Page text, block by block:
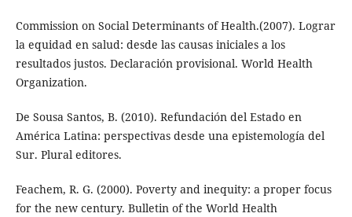
Commission on Social Determinants of Health.(2007). Lograr
la equidad en salud: desde las causas iniciales a los
resultados justos. Declaración provisional. World Health
Organization.
De Sousa Santos, B. (2010). Refundación del Estado en
América Latina: perspectivas desde una epistemología del
Sur. Plural editores.
Feachem, R. G. (2000). Poverty and inequity: a proper focus
for the new century. Bulletin of the World Health